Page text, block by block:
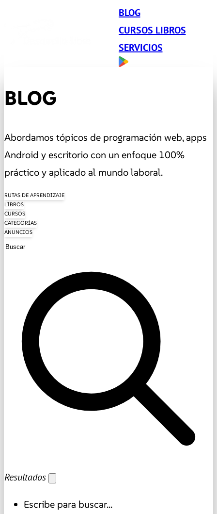
BLOG
CURSOS LIBROS
SERVICIOS
BLOG
Abordamos tópicos de programación web, apps
Android y escritorio con un enfoque 100%
práctico y aplicado al mundo laboral.
RUTAS DE APRENDIZAJE
LIBROS
CURSOS
CATEGORÍAS
ANUNCIOS
Resultados
Escribe para buscar...